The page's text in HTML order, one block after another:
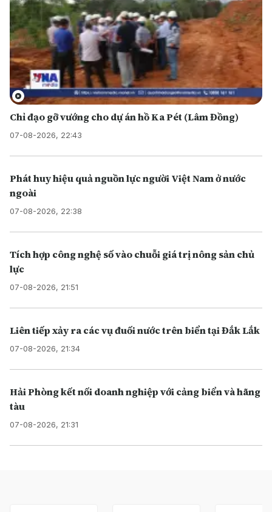
Chỉ đạo gỡ vướng cho dự án hồ Ka Pét (Lâm Đồng)
07-08-2026, 22:43
Phát huy hiệu quả nguồn lực người Việt Nam ở nước
ngoài
07-08-2026, 22:38
Tích hợp công nghệ số vào chuỗi giá trị nông sản chủ
lực
07-08-2026, 21:51
Liên tiếp xảy ra các vụ đuối nước trên biển tại Đắk Lắk
07-08-2026, 21:34
Hải Phòng kết nối doanh nghiệp với cảng biển và hãng
tàu
07-08-2026, 21:31